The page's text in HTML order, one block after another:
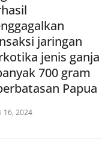
jaringan
jenis ganja
700 gram
Papua
16, 2024